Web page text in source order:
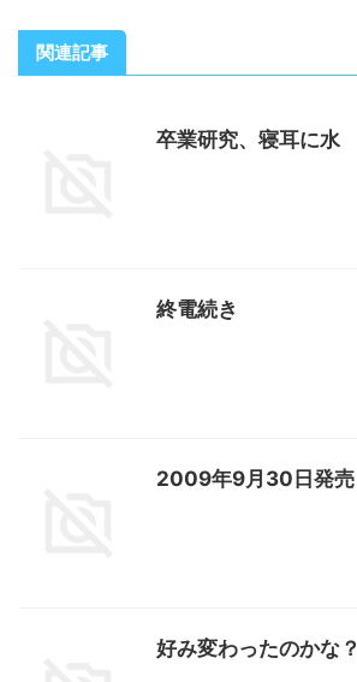
関連記事
卒業研究、寝耳に水
終電続き
2009年9月30日発売
好み変わったのかな？